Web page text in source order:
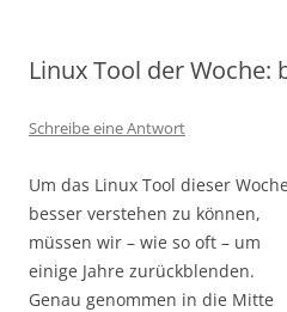
Linux Tool der Woche:
Schreibe eine Antwort
Um das Linux Tool dieser Woche
besser verstehen zu können,
müssen wir – wie so oft – um
einige Jahre zurückblenden.
Genau genommen in die Mitte